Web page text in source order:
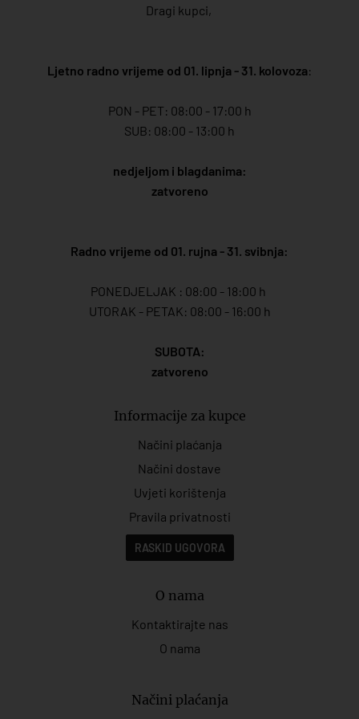
Dragi kupci,
Ljetno radno vrijeme od 01. lipnja - 31. kolovoza:
PON - PET: 08:00 - 17:00 h
SUB: 08:00 - 13:00 h
nedjeljom i blagdanima:
zatvoreno
Radno vrijeme od 01. rujna - 31. svibnja:
PONEDJELJAK : 08:00 - 18:00 h
UTORAK - PETAK: 08:00 - 16:00 h
SUBOTA:
zatvoreno
Informacije za kupce
Načini plaćanja
Načini dostave
Uvjeti korištenja
Pravila privatnosti
RASKID UGOVORA
O nama
Kontaktirajte nas
O nama
Načini plaćanja